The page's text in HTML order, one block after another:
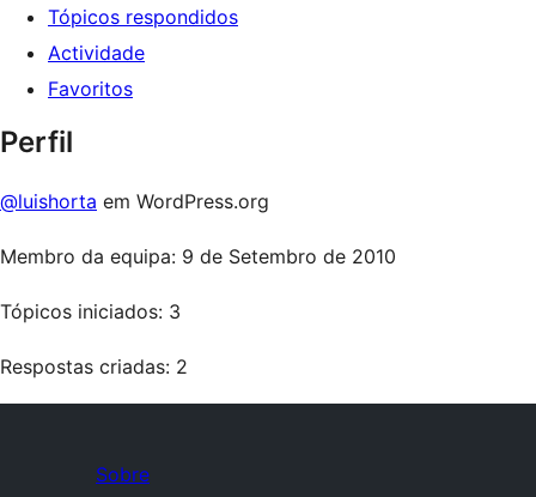
Tópicos respondidos
Actividade
Favoritos
Perfil
@luishorta em WordPress.org
Membro da equipa: 9 de Setembro de 2010
Tópicos iniciados: 3
Respostas criadas: 2
Sobre